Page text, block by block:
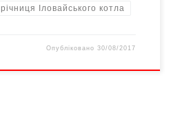
річниця Іловайського котла
Опубліковано30/08/2017